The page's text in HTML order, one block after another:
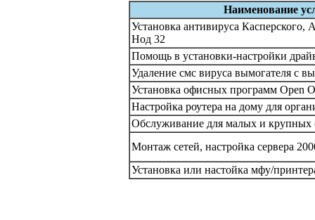
Наименование
Установка антивируса Касперского,
Нод 32
Помощь в установки-настройки
Удаление смс вируса вымогателя с
Установка офисных программ Open
Настройка роутера на дому для
Обслуживание для малых и крупных
Монтаж сетей, настройка сервера
Установка или настойка мфу/